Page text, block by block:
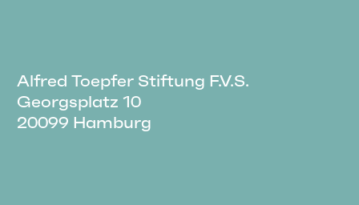
Alfred Toepfer Stiftung F.V.S.
Georgsplatz 10
20099 Hamburg